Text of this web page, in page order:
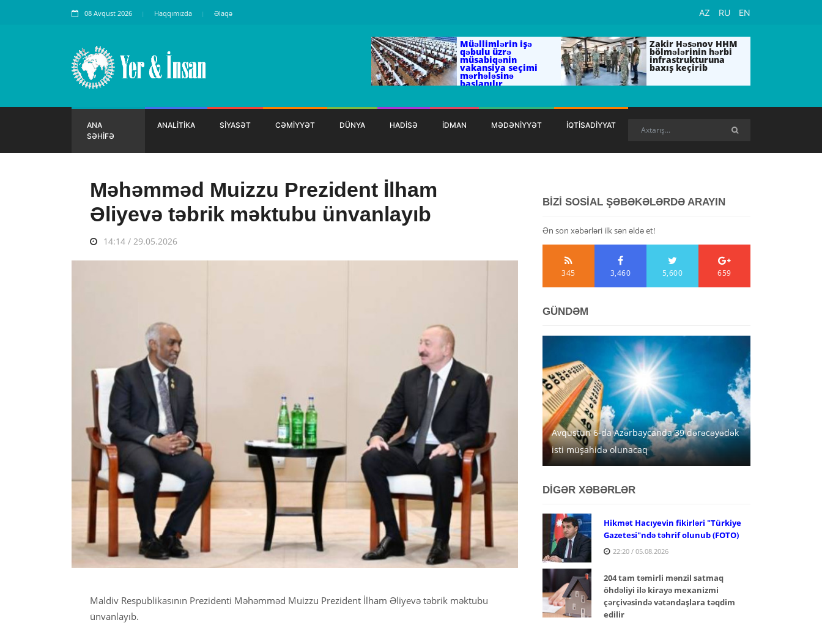
08 Avqust 2026 Haqqımızda Əlaqə AZ RU EN
Müəllimlərin işə
qəbulu üzrə
müsabiqənin
vakansiya seçimi
mərhələsinə
başlanılır
Zakir Həsənov HHM
bölmələrinin hərbi
infrastrukturuna
baxış keçirib
ANA
SƏHİFƏ
ANALİTİKA SİYASƏT CƏMİYYƏT DÜNYA HADİSƏ İDMAN MƏDƏNİYYƏT İQTİSADİYYAT
Məhəmməd Muizzu Prezident İlham
Əliyevə təbrik məktubu ünvanlayıb
14:14 / 29.05.2026
Maldiv Respublikasının Prezidenti Məhəmməd Muizzu Prezident İlham Əliyevə təbrik məktubu
ünvanlayıb.
BİZİ SOSİAL ŞƏBƏKƏLƏRDƏ ARAYIN
Ən son xəbərləri ilk sən əldə et!
345 3,460 5,600 659
GÜNDƏM
Avqustun 6-da Azərbaycanda 39 dərəcəyədək
isti müşahidə olunacaq
DİGƏR XƏBƏRLƏR
Hikmət Hacıyevin fikirləri "Türkiye
Gazetesi"ndə təhrif olunub (FOTO)
22:20 / 05.08.2026
204 tam təmirli mənzil satmaq
öhdəliyi ilə kirayə mexanizmi
çərçivəsində vətəndaşlara təqdim
edilir